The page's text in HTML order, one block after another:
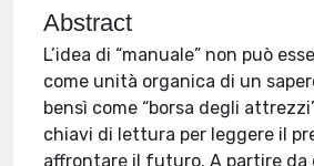
Abstract
L’idea di “manuale” non può
come unità organica di un
bensì come “borsa degli
chiavi di lettura per leggere il
affrontare il futuro. A partire da